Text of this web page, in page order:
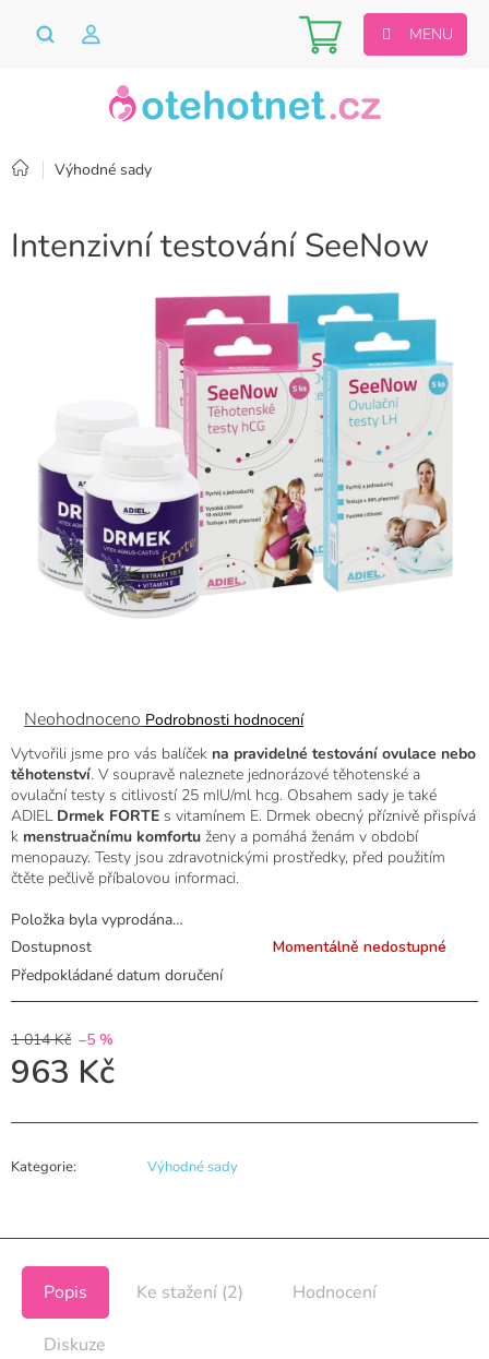
Nákupní
košík
Domů
Výhodné sady
Intenzivní testování SeeNow
Průměrné
produktu
je
0,0
z
5
hvězdiček.
Neohodnoceno Podrobnosti hodnocení
1 014 Kč –5 %
963 Kč
Položka byla vyprodána…
Dostupnost
Momentálně nedostupné
Vytvořili jsme pro vás balíček na pravidelné testování ovulace nebo
těhotenství. V soupravě naleznete jednorázové těhotenské a
ovulační testy s citlivostí 25 mIU/ml hcg. Obsahem sady je také
ADIELDrmek FORTE s vitamínem E. Drmek obecný příznivě přispívá
k menstruačnímu komfortu ženy a pomáhá ženám v období
menopauzy. Testy jsou zdravotnickými prostředky, před použitím
čtěte pečlivě příbalovou informaci.
Kategorie: Výhodné sady
Popis Ke stažení (2) Hodnocení
Diskuze